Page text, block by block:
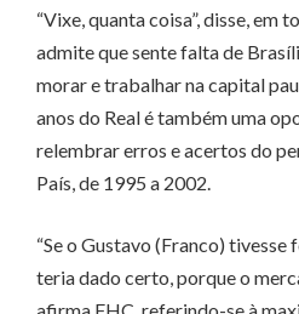
“Vixe, quanta coisa”, disse, em
admite que sente falta de
morar e trabalhar na capital
anos do Real é também uma
relembrar erros e acertos do
País, de 1995 a 2002.
“Se o Gustavo (Franco) tivesse
teria dado certo, porque o